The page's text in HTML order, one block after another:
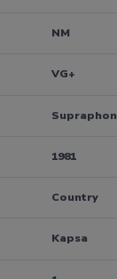
NM
VG+
Supraphon
1981
Country
Kapsa